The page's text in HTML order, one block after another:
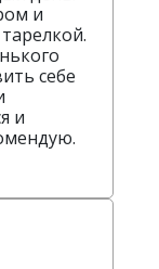
и
себе
и